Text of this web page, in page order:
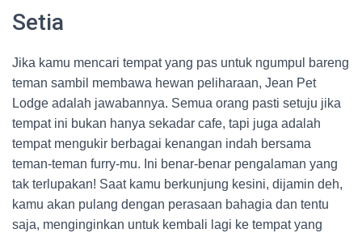
Setia
Jika kamu mencari tempat yang pas untuk ngumpul bareng
teman sambil membawa hewan peliharaan, Jean Pet
Lodge adalah jawabannya. Semua orang pasti setuju jika
tempat ini bukan hanya sekadar cafe, tapi juga adalah
tempat mengukir berbagai kenangan indah bersama
teman-teman furry-mu. Ini benar-benar pengalaman yang
tak terlupakan! Saat kamu berkunjung kesini, dijamin deh,
kamu akan pulang dengan perasaan bahagia dan tentu
saja, menginginkan untuk kembali lagi ke tempat yang